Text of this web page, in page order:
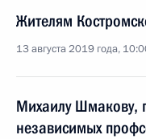
Жителям
13 августа 2019 года,
Михаилу Шмакову,
независимых